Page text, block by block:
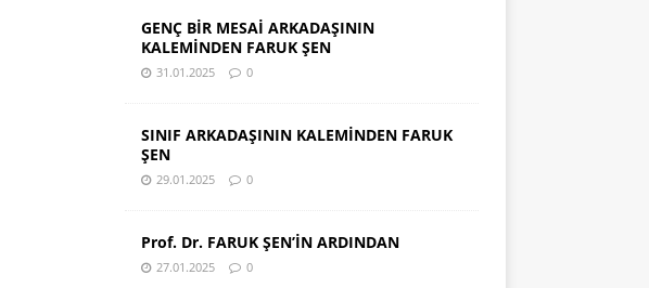
GENÇ BİR MESAİ ARKADAŞININ
KALEMİNDEN FARUK ŞEN
31.01.2025 0
SINIF ARKADAŞININ KALEMİNDEN FARUK
ŞEN
29.01.2025 0
Prof. Dr. FARUK ŞEN’İN ARDINDAN
27.01.2025 0